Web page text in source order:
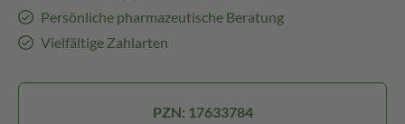
Persönliche pharmazeutische Beratung
Vielfältige Zahlarten
PZN: 17633784